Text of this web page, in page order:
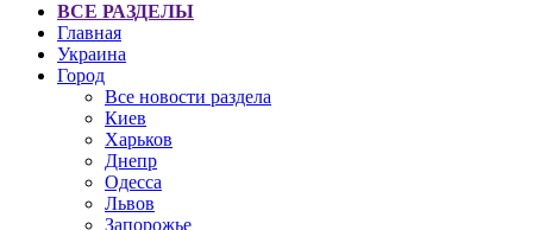
ВСЕ РАЗДЕЛЫ
Главная
Украина
Город
Все новости раздела
Киев
Харьков
Днепр
Одесса
Львов
Запорожье